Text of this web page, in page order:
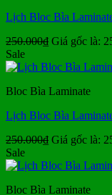
Lịch Bloc Bìa
250.000₫ Giá gốc là:
Sale
Bloc Bìa Laminate
Lịch Bloc Bìa
250.000₫ Giá gốc là:
Sale
Bloc Bìa Laminate